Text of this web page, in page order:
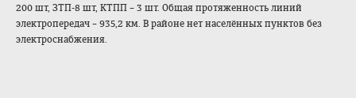
200 шт, ЗТП-8 шт, КТПП – 3 шт. Общая протяженность линий
электропередач – 935,2 км. В районе нет населённых пунктов без
электроснабжения.